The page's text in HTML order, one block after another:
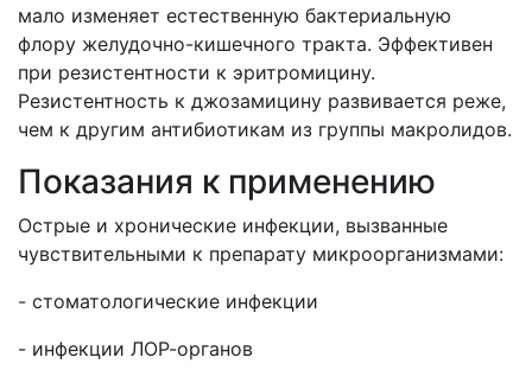
мало изменяет естественную бактериальную
флору желудочно-кишечного тракта. Эффективен
при резистентности к эритромицину.
Резистентность к джозамицину развивается реже,
чем к другим антибиотикам из группы макролидов.
Показания к применению
Острые и хронические инфекции, вызванные
чувствительными к препарату микроорганизмами:
- стоматологические инфекции
- инфекции ЛОР-органов